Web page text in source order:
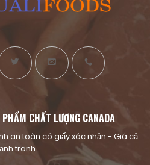
CHẤT LƯỢNG CANADA
an toàn có giấy xác nhận - Giá cả
tranh